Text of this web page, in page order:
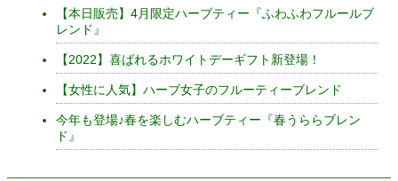
【本日販売】4月限定ハーブティー『ふわふわフルールブ
レンド』
【2022】喜ばれるホワイトデーギフト新登場！
【女性に人気】ハーブ女子のフルーティーブレンド
今年も登場♪春を楽しむハーブティー『春うららブレン
ド』